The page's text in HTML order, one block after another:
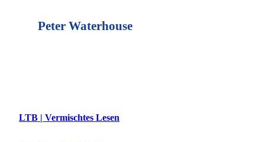
Peter Waterhouse
LTB | Vermischtes Lesen